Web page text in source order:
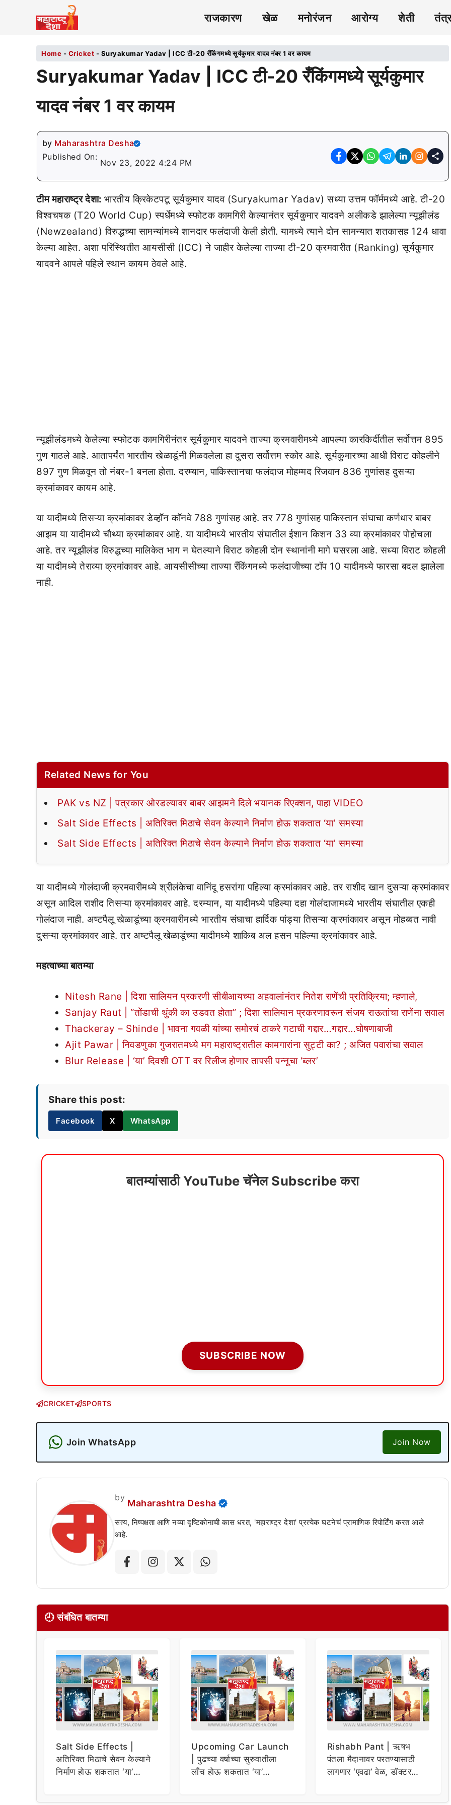
राजकारण खेळ मनोरंजन आरोग्य शेती
Home - Cricket - Suryakumar Yadav | ICC टी-20 रँकिंगमध्ये सूर्यकुमार यादव नंबर 1 वर कायम
Suryakumar Yadav | ICC टी-20 रँकिंगमध्ये सूर्यकुमार
यादव नंबर 1 वर कायम
by Maharashtra Desha
Published On:
Nov 23, 2022 4:24 PM
टीम महाराष्ट्र देशा: भारतीय क्रिकेटपटू सूर्यकुमार यादव (Suryakumar Yadav) सध्या उत्तम फॉर्ममध्ये आहे. टी-20
विश्वचषक (T20 World Cup) स्पर्धेमध्ये स्फोटक कामगिरी केल्यानंतर सूर्यकुमार यादवने अलीकडे झालेल्या न्यूझीलंड
(Newzealand) विरुद्धच्या सामन्यांमध्ये शानदार फलंदाजी केली होती. यामध्ये त्याने दोन सामन्यात शतकासह 124 धावा
केल्या आहेत. अशा परिस्थितीत आयसीसी (ICC) ने जाहीर केलेल्या ताज्या टी-20 क्रमवारीत (Ranking) सूर्यकुमार
यादवने आपले पहिले स्थान कायम ठेवले आहे.
न्यूझीलंडमध्ये केलेल्या स्फोटक कामगिरीनंतर सूर्यकुमार यादवने ताज्या क्रमवारीमध्ये आपल्या कारकिर्दीतील सर्वोत्तम 895
गुण गाठले आहे. आतापर्यंत भारतीय खेळाडूंनी मिळवलेला हा दुसरा सर्वोत्तम स्कोर आहे. सूर्यकुमारच्या आधी विराट कोहलीने
897 गुण मिळवून तो नंबर-1 बनला होता. दरम्यान, पाकिस्तानचा फलंदाज मोहम्मद रिजवान 836 गुणांसह दुसऱ्या
क्रमांकावर कायम आहे.
या यादीमध्ये तिसऱ्या क्रमांकावर डेव्हॉन कॉनवे 788 गुणांसह आहे. तर 778 गुणांसह पाकिस्तान संघाचा कर्णधार बाबर
आझम या यादीमध्ये चौथ्या क्रमांकावर आहे. या यादीमध्ये भारतीय संघातील ईशान किशन 33 व्या क्रमांकावर पोहोचला
आहे. तर न्यूझीलंड विरुद्धच्या मालिकेत भाग न घेतल्याने विराट कोहली दोन स्थानांनी मागे घसरला आहे. सध्या विराट कोहली
या यादीमध्ये तेराव्या क्रमांकावर आहे. आयसीसीच्या ताज्या रँकिंगमध्ये फलंदाजीच्या टॉप 10 यादीमध्ये फारसा बदल झालेला
नाही.
Related News for You
PAK vs NZ | पत्रकार ओरडल्यावर बाबर आझमने दिले भयानक रिएक्शन, पाहा VIDEO
Salt Side Effects | अतिरिक्त मिठाचे सेवन केल्याने निर्माण होऊ शकतात ‘या’ समस्या
Salt Side Effects | अतिरिक्त मिठाचे सेवन केल्याने निर्माण होऊ शकतात ‘या’ समस्या
या यादीमध्ये गोलंदाजी क्रमवारीमध्ये श्रीलंकेचा वानिंदू हसरांगा पहिल्या क्रमांकावर आहे. तर राशीद खान दुसऱ्या क्रमांकावर
असून आदिल राशीद तिसऱ्या क्रमांकावर आहे. दरम्यान, या यादीमध्ये पहिल्या दहा गोलंदाजामध्ये भारतीय संघातील एकही
गोलंदाज नाही. अष्टपैलू खेळाडूंच्या क्रमवारीमध्ये भारतीय संघाचा हार्दिक पांड्या तिसऱ्या क्रमांकावर असून मोहब्बत नावी
दुसऱ्या क्रमांकावर आहे. तर अष्टपैलू खेळाडूंच्या यादीमध्ये शाकिब अल हसन पहिल्या क्रमांकावर आहे.
महत्वाच्या बातम्या
Nitesh Rane | दिशा सालियन प्रकरणी सीबीआयच्या अहवालांनंतर नितेश राणेंची प्रतिक्रिया; म्हणाले,
Sanjay Raut | “तोंडाची थुंकी का उडवत होता” ; दिशा सालियान प्रकरणावरून संजय राऊतांचा राणेंना सवाल
Thackeray – Shinde | भावना गवळी यांच्या समोरचं ठाकरे गटाची गद्दार…गद्दार…घोषणाबाजी
Ajit Pawar | निवडणुका गुजरातमध्ये मग महाराष्ट्रातील कामगारांना सुट्टी का? ; अजित पवारांचा सवाल
Blur Release | ‘या’ दिवशी OTT वर रिलीज होणार तापसी पन्नूचा ‘ब्लर’
Share this post:
Facebook X WhatsApp
बातम्यांसाठी YouTube चॅनेल Subscribe करा
SUBSCRIBE NOW
CRICKET SPORTS
Join WhatsApp Join Now
by
Maharashtra Desha
सत्य, निष्पक्षता आणि नव्या दृष्टिकोनाची कास धरत, 'महाराष्ट्र देशा' प्रत्येक घटनेचं प्रामाणिक रिपोर्टिंग करत आले
आहे.
🕘 संबंधित बातम्या
Salt Side Effects |
अतिरिक्त मिठाचे सेवन केल्याने
निर्माण होऊ शकतात ‘या’
Upcoming Car Launch
| पुढच्या वर्षाच्या सुरुवातीला
लाँच होऊ शकतात ‘या’
Rishabh Pant | ऋषभ
पंतला मैदानावर परतण्यासाठी
लागणार ‘एवढा’ वेळ, डॉक्टर